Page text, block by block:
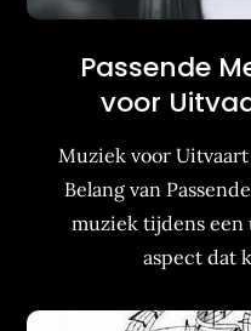
Passende
voor
Muziek voor
Belang van
muziek tijdens een
aspect dat